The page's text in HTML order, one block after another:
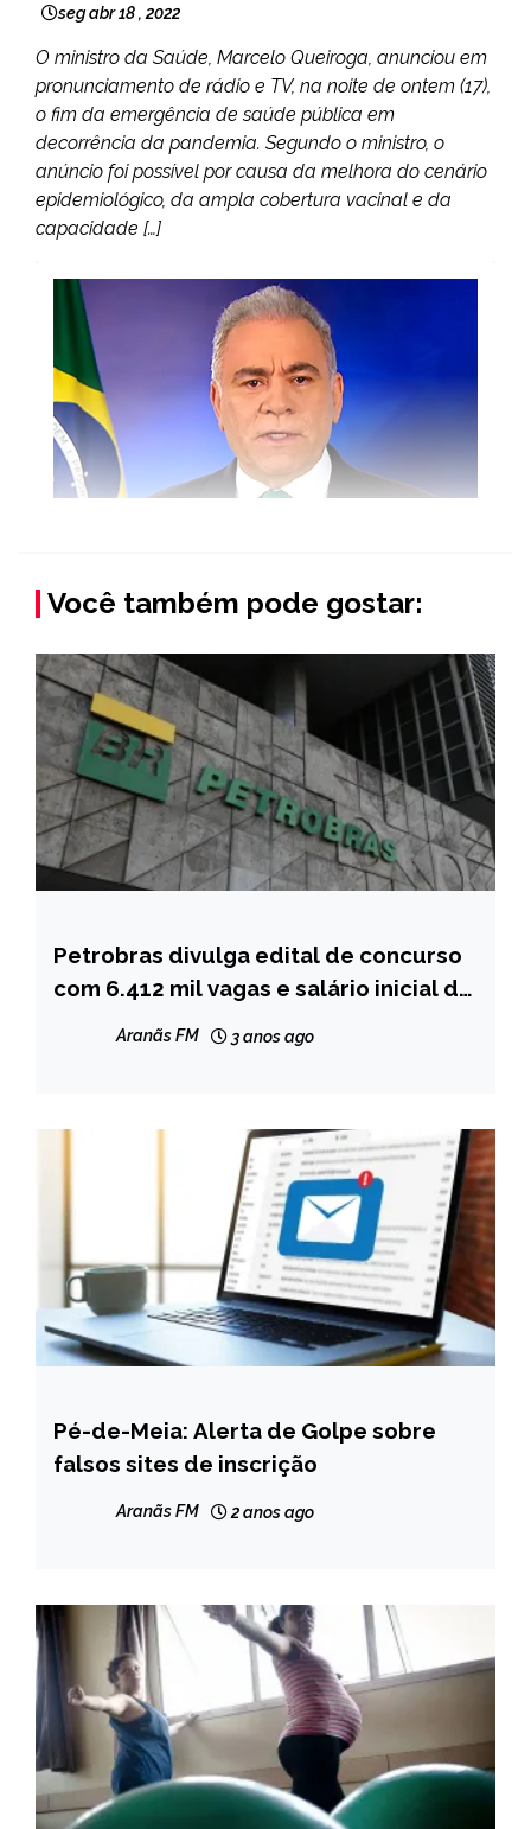
seg abr 18 , 2022
O ministro da Saúde, Marcelo Queiroga, anunciou em
pronunciamento de rádio e TV, na noite de ontem (17),
o fim da emergência de saúde pública em
decorrência da pandemia. Segundo o ministro, o
anúncio foi possível por causa da melhora do cenário
epidemiológico, da ampla cobertura vacinal e da
capacidade […]
Você também pode gostar:
BRASIL
CAPELINHA
Petrobras divulga edital de concurso
com 6.412 mil vagas e salário inicial de
Aranãs FM 3 anos ago
BRASIL
NOTÍCIAS
Pé-de-Meia: Alerta de Golpe sobre
falsos sites de inscrição
Aranãs FM 2 anos ago